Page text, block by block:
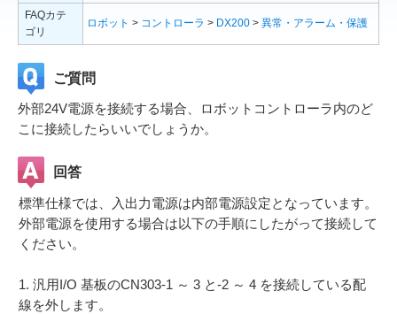
FAQカテ
ゴリ
ロボット > コントローラ > DX200 > 異常・アラーム・保護
ご質問
外部24V電源を接続する場合、ロボットコントローラ内のど
こに接続したらいいでしょうか。
回答
標準仕様では、入出力電源は内部電源設定となっています。
外部電源を使用する場合は以下の手順にしたがって接続して
ください。
1. 汎用I/O 基板のCN303-1 ～ 3 と-2 ～ 4 を接続している配
線を外します。